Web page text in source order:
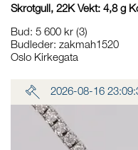
Skrotgull, 22K Vekt: 4,8 g
Bud: 5 600 kr (3)
Budleder: zakmah1520
Oslo Kirkegata
2026-08-16